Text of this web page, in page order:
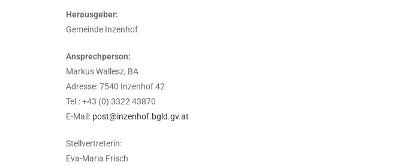
Herausgeber:
Gemeinde Inzenhof
Ansprechperson:
Markus Wallesz, BA
Adresse: 7540 Inzenhof 42
Tel.: +43 (0) 3322 43870
E-Mail: post@inzenhof.bgld.gv.at
Stellvertreterin:
Eva-Maria Frisch